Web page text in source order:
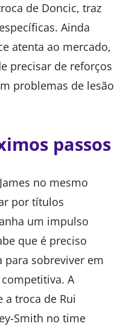
de Doncic, traz
Ainda
atenta ao mercado,
precisar de reforços
problemas de lesão
passos
no mesmo
por títulos
um impulso
que é preciso
sobreviver em
A
a troca de Rui
Smith no time